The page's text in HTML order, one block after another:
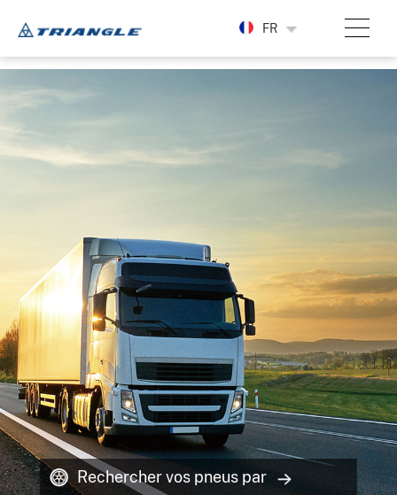
FR
Rechercher vos pneus par